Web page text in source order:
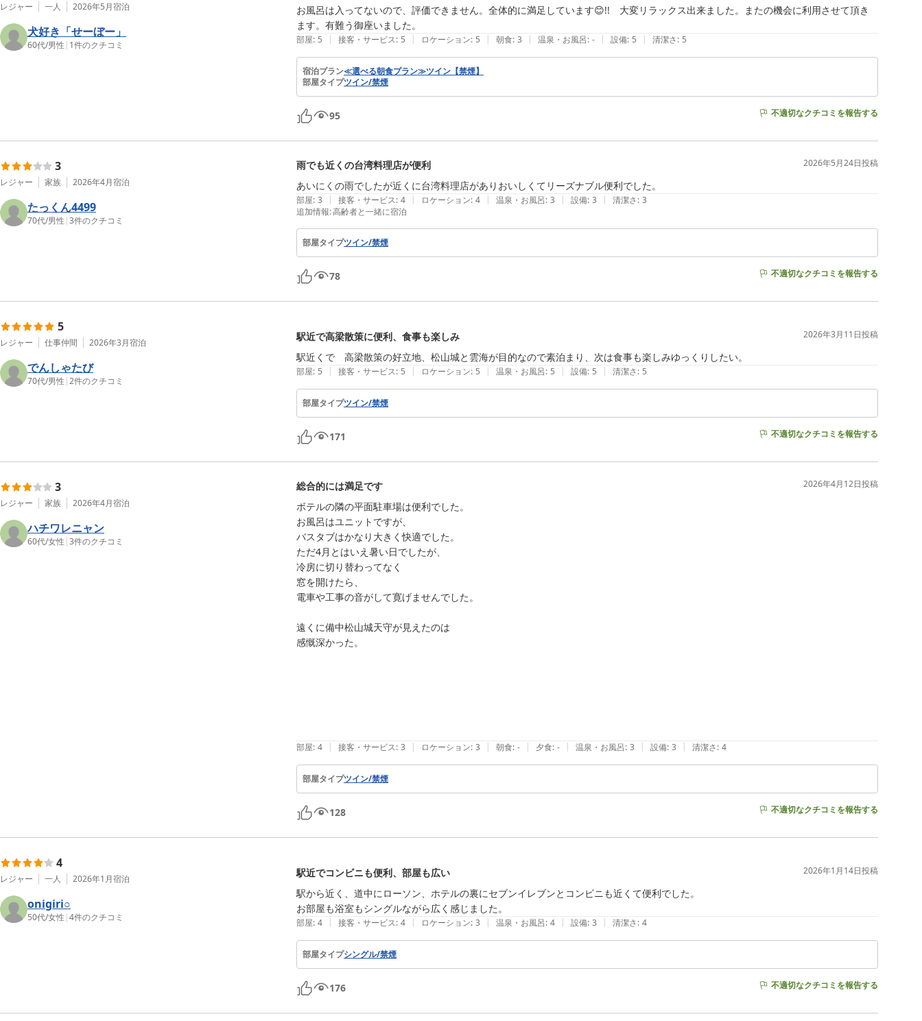
レジャー 一人 2026年5月宿泊
犬好き「せーぼー」
60代/男性 | 1件のクチコミ
お風呂は入ってないので、評価できません。全体的に満足しています😊!!　大変リラックス出来ました。またの機会に利用させて頂き
ます。有難う御座いました。
部屋: 5 | 接客・サービス: 5 | ロケーション: 5 | 朝食: 3 | 温泉・お風呂: - | 設備: 5 | 清潔さ: 5
宿泊プラン≪選べる朝食プラン≫ツイン【禁煙】
部屋タイプツイン/禁煙
95 不適切なクチコミを報告する
3
レジャー 家族 2026年4月宿泊
たっくん4499
70代/男性 |3件のクチコミ
雨でも近くの台湾料理店が便利 2026年5月24日投稿
あいにくの雨でしたが近くに台湾料理店がありおいしくてリーズナブル便利でした。
部屋: 3 | 接客・サービス: 4 | ロケーション: 4 | 温泉・お風呂: 3 | 設備: 3 | 清潔さ: 3
追加情報:高齢者と一緒に宿泊
部屋タイプツイン/禁煙
78 不適切なクチコミを報告する
5
レジャー 仕事仲間 2026年3月宿泊
でんしゃたび
70代/男性 |2件のクチコミ
駅近で高梁散策に便利、食事も楽しみ 2026年3月11日投稿
駅近くで　高梁散策の好立地、松山城と雲海が目的なので素泊まり、次は食事も楽しみゆっくりしたい。
部屋: 5 | 接客・サービス: 5 | ロケーション: 5 | 温泉・お風呂: 5 | 設備: 5 | 清潔さ: 5
部屋タイプツイン/禁煙
171 不適切なクチコミを報告する
3
レジャー 家族 2026年4月宿泊
ハチワレニャン
60代/女性 |3件のクチコミ
総合的には満足です 2026年4月12日投稿
ボテルの隣の平面駐車場は便利でした。
お風呂はユニットですが、
バスタブはかなり大きく快適でした。
ただ4月とはいえ暑い日でしたが、
冷房に切り替わってなく
窓を開けたら、
電車や工事の音がして寛げませんでした。
遠くに備中松山城天守が見えたのは
感慨深かった。
部屋: 4 | 接客・サービス: 3 | ロケーション: 3 | 朝食: - | 夕食: - | 温泉・お風呂: 3 | 設備: 3 | 清潔さ: 4
部屋タイプツイン/禁煙
128 不適切なクチコミを報告する
4
レジャー 一人 2026年1月宿泊
onigiri○
50代/女性 |4件のクチコミ
駅近でコンビニも便利、部屋も広い 2026年1月14日投稿
駅から近く、道中にローソン、ホテルの裏にセブンイレブンとコンビニも近くて便利でした。
お部屋も浴室もシングルながら広く感じました。
部屋: 4 | 接客・サービス: 4 | ロケーション: 3 | 温泉・お風呂: 4 | 設備: 3 | 清潔さ: 4
部屋タイプシングル/禁煙
176 不適切なクチコミを報告する